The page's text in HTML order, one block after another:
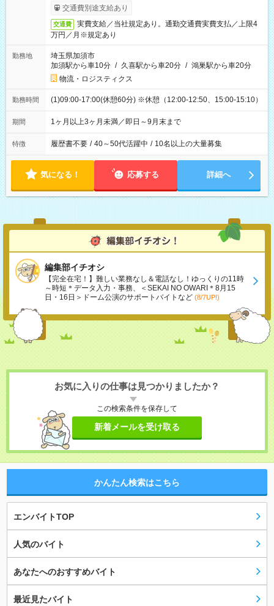
交通費別途支給あり
交通費
実費支給／当社規定あり。通勤交通費実費支払／上限4
万円／月※規定あり
勤務地
埼玉県加須市
加須駅から車10分 / 久喜駅から車20分 / 鴻巣駅から車20分
物流・ロジスティクス
勤務時間 (1)09:00-17:00(休憩60分) ※休憩（12:00-12:50、15:00-15:10）
期間 1ヶ月以上3ヶ月未満／即日～9月末まで
特徴 履歴書不要 / 40～50代活躍中 / 10名以上の大量募集
気になる！ 応募する 詳細へ
編集部イチオシ
【完全在宅！】難しい業務なし＆電話なし！ゆっくりの11時
～時短＊データ入力・事務、＜SEKAI NO OWARI＊8月15
日・16日＞ドーム公演のサポートバイトなど (8/7UP!)
お気に入りの仕事は見つかりましたか？
この検索条件を保存して
新着メールを受け取る
かんたん検索はこちら
エンバイトTOP
人気のバイト
あなたへのおすすめバイト
最近見たバイト